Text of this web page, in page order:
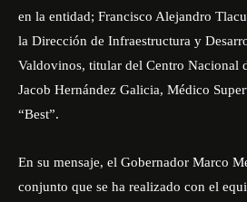
en la entidad; Francisco Alejandro
la Dirección de Infraestructura y
Valdovinos, titular del Centro Nacional
Jacob Hernández Galicia, Médico
“Best”.
En su mensaje, el Gobernador Marco
conjunto que se ha realizado con el